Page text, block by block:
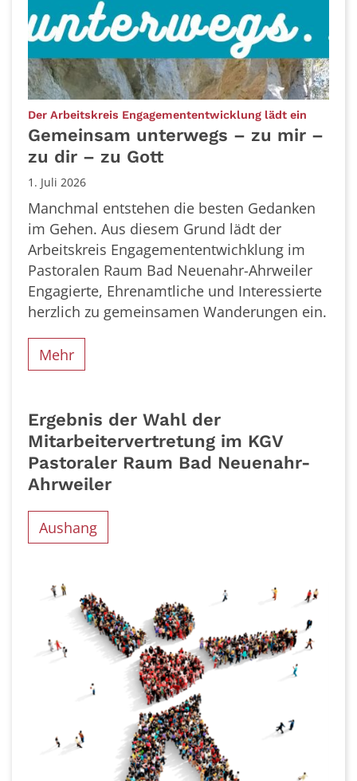
Der Arbeitskreis Engagemententwicklung lädt ein
Gemeinsam unterwegs – zu mir –
zu dir – zu Gott
1. Juli 2026
Manchmal entstehen die besten Gedanken
im Gehen. Aus diesem Grund lädt der
Arbeitskreis Engagemententwichklung im
Pastoralen Raum Bad Neuenahr-Ahrweiler
Engagierte, Ehrenamtliche und Interessierte
herzlich zu gemeinsamen Wanderungen ein.
Mehr
Ergebnis der Wahl der
Mitarbeitervertretung im KGV
Pastoraler Raum Bad Neuenahr-
Ahrweiler
Aushang